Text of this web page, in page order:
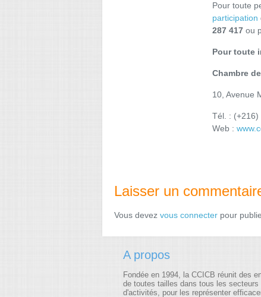
Pour toute
participation
287 417 ou
Pour toute
Chambre
10, Avenue
Tél. : (+216)
Web :
Laisser un
Vous devez vous connecter pour
A propos
Fondée en 1994, la CCICB réunit des
de toutes tailles dans tous les secteurs
d'activités, pour les représenter